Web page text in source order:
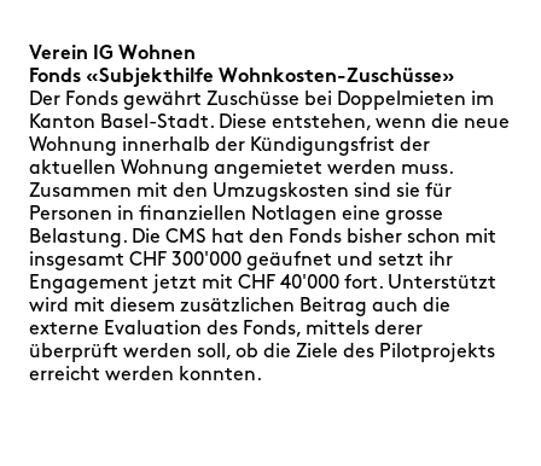
Verein IG Wohnen
Fonds «Subjekthilfe Wohnkosten-Zuschüsse»
Der Fonds gewährt Zuschüsse bei Doppelmieten im
Kanton Basel-Stadt. Diese entstehen, wenn die neue
Wohnung innerhalb der Kündigungsfrist der
aktuellen Wohnung angemietet werden muss.
Zusammen mit den Umzugskosten sind sie für
Personen in finanziellen Notlagen eine grosse
Belastung. Die CMS hat den Fonds bisher schon mit
insgesamt CHF 300'000 geäufnet und setzt ihr
Engagement jetzt mit CHF 40'000 fort. Unterstützt
wird mit diesem zusätzlichen Beitrag auch die
externe Evaluation des Fonds, mittels derer
überprüft werden soll, ob die Ziele des Pilotprojekts
erreicht werden konnten.